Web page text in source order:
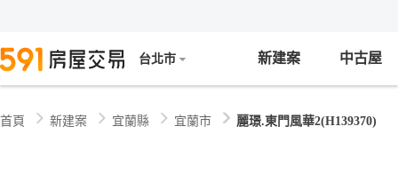
台北市 新建案 中古屋
首頁 新建案 宜蘭縣 宜蘭市 麗璟.東門風華2(H139370)